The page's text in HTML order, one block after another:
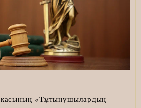
«Тұтынушылардың